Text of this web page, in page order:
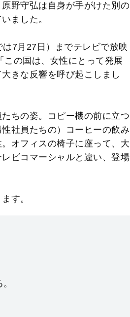
野守弘は自身が手がけた別の
ました。
7月27日）までテレビで放映
の国は、女性にとって発展
きな反響を呼び起こしまし
ちの姿。コピー機の前に立つ
社員たちの）コーヒーの飲み
オフィスの椅子に座って、大
ビコマーシャルと違い、登場
す。